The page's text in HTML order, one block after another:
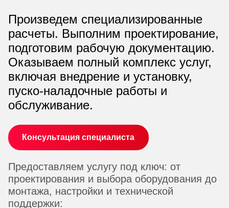
Произведем специализированные
расчеты. Выполним проектирование,
подготовим рабочую документацию.
Оказываем полный комплекс услуг,
включая внедрение и установку,
пуско-наладочные работы и
обслуживание.
Консультация специалиста
Предоставляем услугу под ключ: от
проектирования и выбора оборудования до
монтажа, настройки и технической
поддержки: